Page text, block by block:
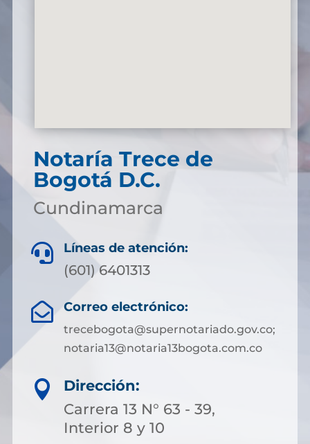
Notaría Trece de
Bogotá D.C.
Cundinamarca
 Líneas de atención:
(601) 6401313
 Correo electrónico:
trecebogota@supernotariado.gov.co;
notaria13@notaria13bogota.com.co

Dirección:
Carrera 13 N° 63 - 39,
Interior 8 y 10